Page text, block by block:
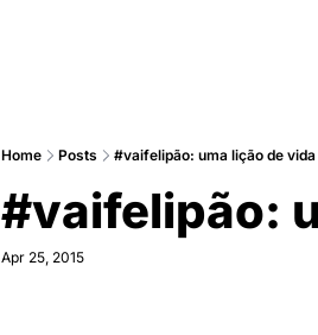
Home Posts #vaifelipão: uma lição de vida
#vaifelipão:
Apr 25, 2015